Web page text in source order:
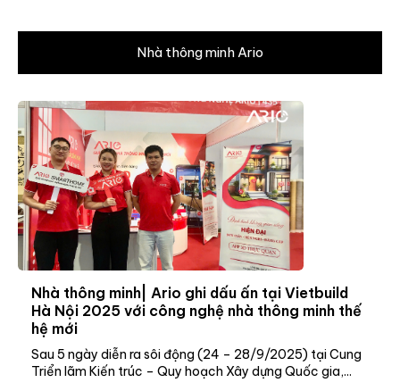
Nhà thông minh Ario
Nhà thông minh| Ario ghi dấu ấn tại Vietbuild
Hà Nội 2025 với công nghệ nhà thông minh thế
hệ mới
Sau 5 ngày diễn ra sôi động (24 – 28/9/2025) tại Cung
Triển lãm Kiến trúc – Quy hoạch Xây dựng Quốc gia,...